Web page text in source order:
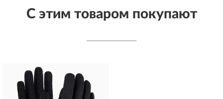
С этим товаром покупают